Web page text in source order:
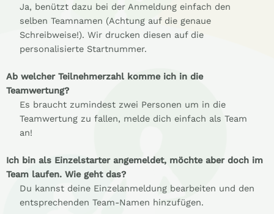
Ja, benützt dazu bei der Anmeldung einfach den
selben Teamnamen (Achtung auf die genaue
Schreibweise!). Wir drucken diesen auf die
personalisierte Startnummer.
Ab welcher Teilnehmerzahl komme ich in die
Teamwertung?
Es braucht zumindest zwei Personen um in die
Teamwertung zu fallen, melde dich einfach als Team
an!
Ich bin als Einzelstarter angemeldet, möchte aber doch im
Team laufen. Wie geht das?
Du kannst deine Einzelanmeldung bearbeiten und den
entsprechenden Team-Namen hinzufügen.